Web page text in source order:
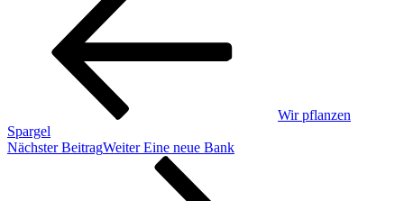
Wir pflanzen
Spargel
Nächster BeitragWeiter Eine neue Bank